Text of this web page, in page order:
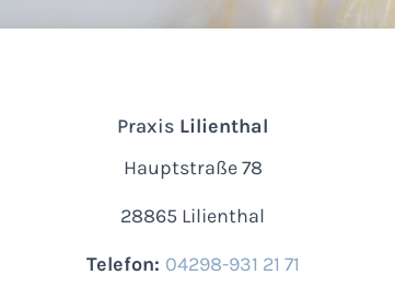
Praxis Lilienthal
Hauptstraße 78
28865 Lilienthal
Telefon: 04298-931 21 71